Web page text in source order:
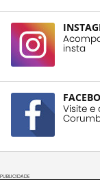
insta
Visite
PUBLICIDADE